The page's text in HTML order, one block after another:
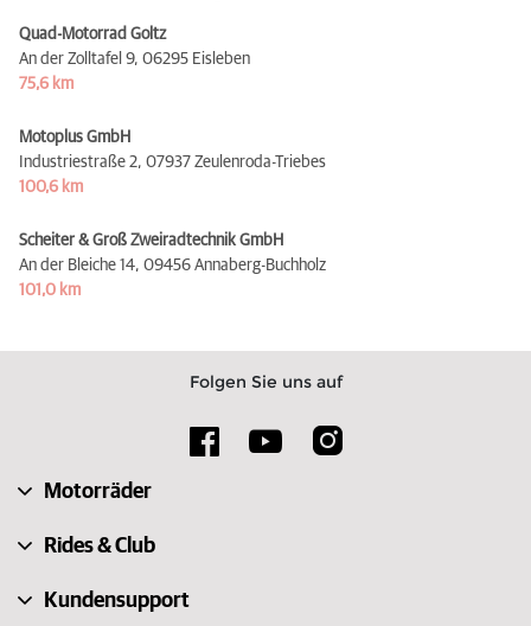
Quad-Motorrad Goltz
An der Zolltafel 9, 06295 Eisleben
75,6 km
Motoplus GmbH
Industriestraße 2, 07937 Zeulenroda-Triebes
100,6 km
Scheiter & Groß Zweiradtechnik GmbH
An der Bleiche 14, 09456 Annaberg-Buchholz
101,0 km
Folgen Sie uns auf
Motorräder
Rides & Club
Kundensupport